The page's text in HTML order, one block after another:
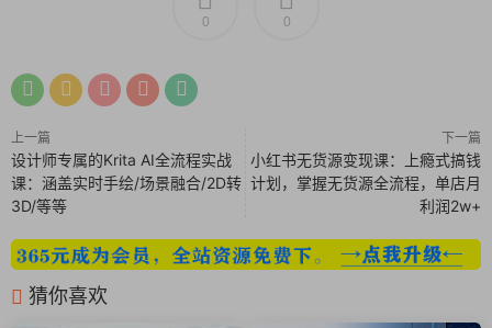
商业结果的呈现链接的重要性.mp4
什么叫做“爆点”.mp4
我们一定要学会做老客户升单.mp4
销售思维
0 0
上一篇
设计师专属的Krita AI全流程实战
课：涵盖实时手绘/场景融合/2D转
3D/等等
下一篇
小红书无货源变现课：上瘾式搞钱
计划，掌握无货源全流程，单店月
利润2w+
猜你喜欢